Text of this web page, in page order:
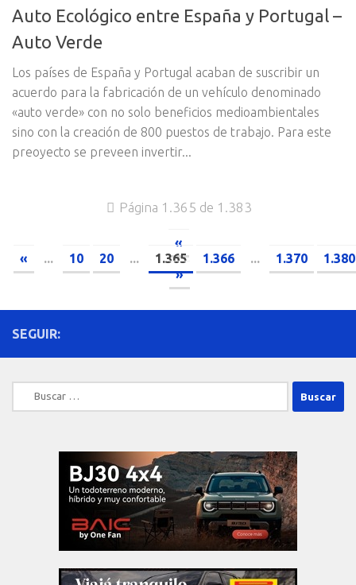
Auto Ecológico entre España y Portugal –
Auto Verde
Los paí­ses de España y Portugal acaban de suscribir un
acuerdo para la fabricación de un vehí­culo denominado
«auto verde» con no solo beneficios medioambientales
sino con la creación de 800 puestos de trabajo. Para este
preoyecto se preveen invertir...
Página 1.365 de 1.383
«
«
... 10 20 ... 1.365 1.366 ... 1.370
1.380
»
SEGUIR:
Buscar: